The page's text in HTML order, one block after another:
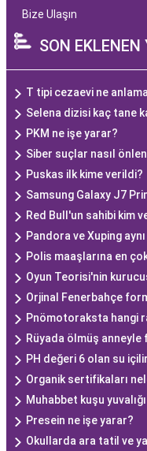
Bize Ulaşın
SON EKLENEN
T tipi cezaevi ne
Selena dizisi kaç tane
PKM ne işe yarar?
Siber suçlar nasıl
Puskas ilk kime verildi?
Samsung Galaxy J7
Red Bull'un sahibi kim
Pandora ve Xuping aynı
Polis maaşlarına en
Oyun Teorisi'nin
Orjinal Fenerbahçe
Pnömotoraksta hangi
Rüyada ölmüş
PH değeri 6 olan su
Organik sertifikaları
Muhabbet kuşu
Presein ne işe yarar?
Okullarda ara tatil ve